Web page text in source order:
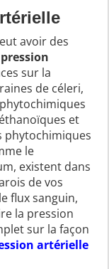
avoir des
sur la
de céleri,
et
phytochimiques
le
existent dans
de vos
flux sanguin,
la pression
sur la façon
artérielle